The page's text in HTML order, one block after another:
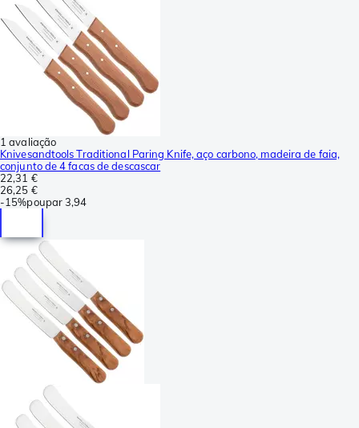
1 avaliação
Knivesandtools Traditional Paring Knife, aço carbono, madeira de faia,
conjunto de 4 facas de descascar
22,31 €
26,25 €
-15%poupar3,94